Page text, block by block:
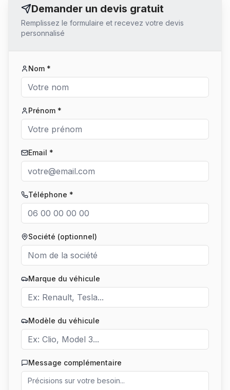
Demander un devis gratuit
Remplissez le formulaire et recevez votre devis
personnalisé
Nom *
Prénom *
Email *
Téléphone *
Société (optionnel)
Marque du véhicule
Modèle du véhicule
Message complémentaire